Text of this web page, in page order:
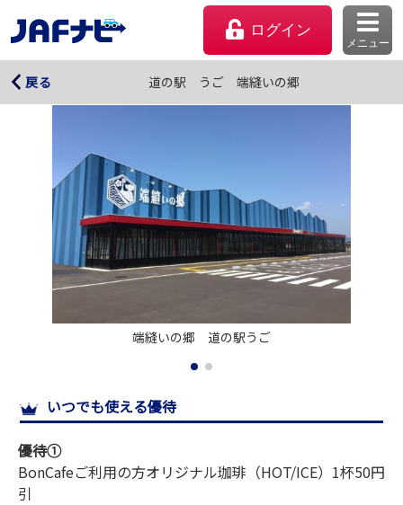
ログイン
メニュー
会員優待のご利用方法
サイトマップ
戻る 道の駅 うご 端縫いの郷
道の駅 うご 端縫いの郷
端縫いの郷　道の駅うご
いつでも使える優待
優待①
BonCafeご利用の方オリジナル珈琲（HOT/ICE）1杯50円
引